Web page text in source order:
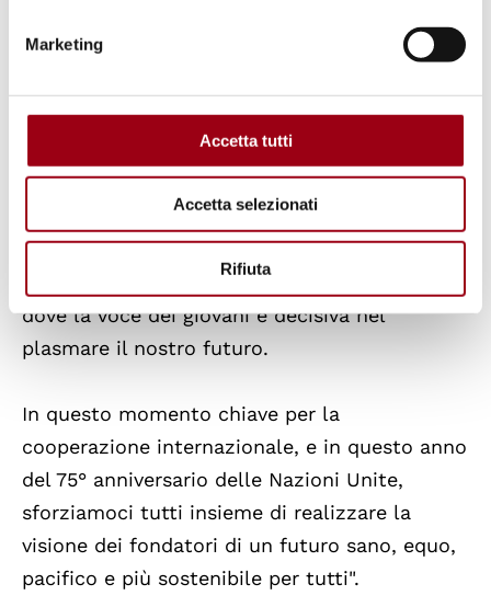
Marketing
Accetta tutti
Accetta selezionati
Rifiuta
Abbiamo bisogno di un
multilateralismo
tutte le organizzazioni multilaterali globali,
con quelle regionali in grado di apportare i
loro contributi vitali; e unmultilateralismo
, basato su una profonda interazione
con la società civile, le imprese, le autorità
locali e regionali e altre parti interessate...
dove la voce dei giovani è decisiva nel
plasmare il nostro futuro.
In questo momento chiave per la
cooperazione internazionale, e in questo anno
del 75° anniversario delle Nazioni Unite,
sforziamoci tutti insieme di realizzare la
visione dei fondatori di un futuro sano, equo,
pacifico e più sostenibile per tutti".